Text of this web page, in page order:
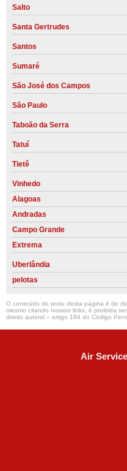
Salto
Santa Gertrudes
Santos
Sumaré
São José dos Campos
São Paulo
Taboão da Serra
Tatuí
Tietê
Vinhedo
Alagoas
Andradas
Campo Grande
Extrema
Uberlândia
pelotas
O conteúdo do texto desta página é de
mesmo citando nossos links, é proibida
direito autoral – artigo 184 do Código
Air